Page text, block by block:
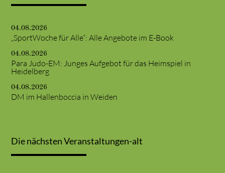
04.08.2026
„SportWoche für Alle“: Alle Angebote im E-Book
04.08.2026
Para Judo-EM: Junges Aufgebot für das Heimspiel in
Heidelberg
04.08.2026
DM im Hallenboccia in Weiden
Die nächsten Veranstaltungen-alt